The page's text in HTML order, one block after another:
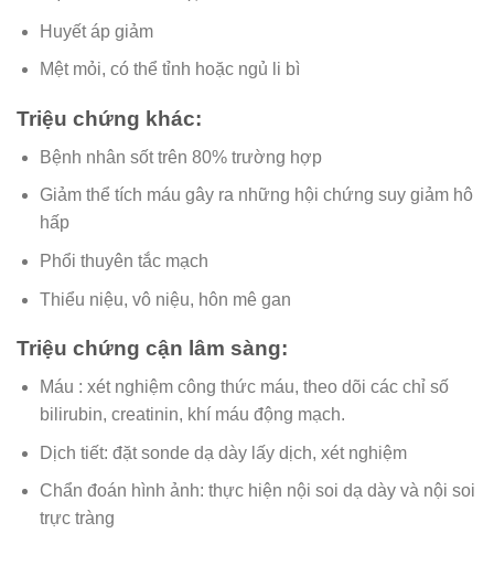
Huyết áp giảm
Mệt mỏi, có thể tỉnh hoặc ngủ li bì
Triệu chứng khác:
Bệnh nhân sốt trên 80% trường hợp
Giảm thể tích máu gây ra những hội chứng suy giảm hô
hấp
Phổi thuyên tắc mạch
Thiểu niệu, vô niệu, hôn mê gan
Triệu chứng cận lâm sàng:
Máu : xét nghiệm công thức máu, theo dõi các chỉ số
bilirubin, creatinin, khí máu động mạch.
Dịch tiết: đặt sonde dạ dày lấy dịch, xét nghiệm
Chẩn đoán hình ảnh: thực hiện nội soi dạ dày và nội soi
trực tràng